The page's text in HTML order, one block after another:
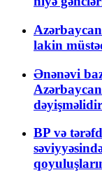
lakin
Ənənəvi
dəyişməlidir
BP və